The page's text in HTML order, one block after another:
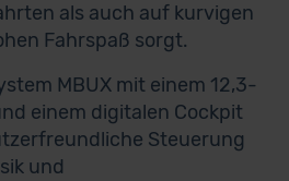
als auch auf kurvigen
Fahrspaß sorgt.
MBUX mit einem 12,3-
einem digitalen Cockpit
Steuerung
und